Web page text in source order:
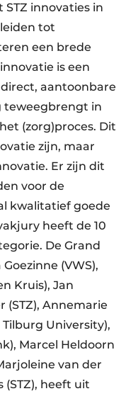
innovaties in
tot
een brede
is een
aantoonbare
teweegbrengt in
(zorg)proces. Dit
zijn, maar
Er zijn dit
voor de
kwalitatief goede
heeft de 10
De Grand
(VWS),
Kruis), Jan
(STZ), Annemarie
University),
Marcel Heldoorn
van der
(STZ), heeft uit